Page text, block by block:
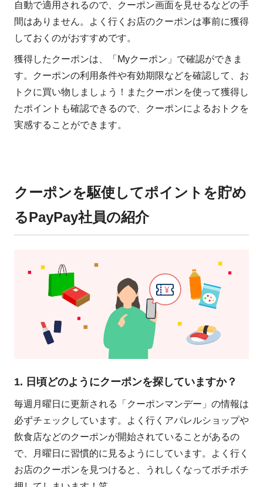
自動で適用されるので、クーポン画面を見せるなどの手
間はありません。よく行くお店のクーポンは事前に獲得
しておくのがおすすめです。
獲得したクーポンは、「Myクーポン」で確認ができま
す。クーポンの利用条件や有効期限などを確認して、お
トクに買い物しましょう！またクーポンを使って獲得し
たポイントも確認できるので、クーポンによるおトクを
実感することができます。
クーポンを駆使してポイントを貯め
るPayPay社員の紹介
1. 日頃どのようにクーポンを探していますか？
毎週月曜日に更新される「クーポンマンデー」の情報は
必ずチェックしています。よく行くアパレルショップや
飲食店などのクーポンが開始されていることがあるの
で、月曜日に習慣的に見るようにしています。よく行く
お店のクーポンを見つけると、うれしくなってポチポチ